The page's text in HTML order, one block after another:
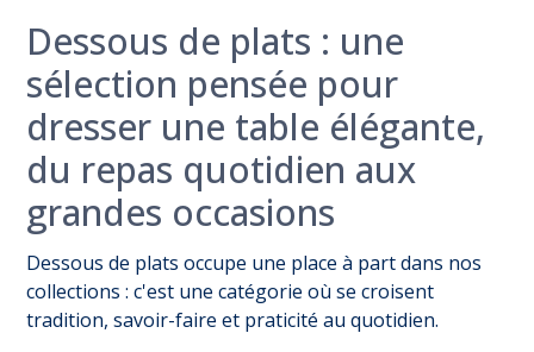
Dessous de plats : une
sélection pensée pour
dresser une table élégante,
du repas quotidien aux
grandes occasions
Dessous de plats occupe une place à part dans nos
collections : c'est une catégorie où se croisent
tradition, savoir-faire et praticité au quotidien.